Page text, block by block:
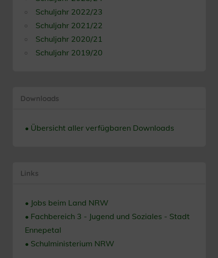
Schuljahr 2022/23
Schuljahr 2021/22
Schuljahr 2020/21
Schuljahr 2019/20
Downloads
• Übersicht aller verfügbaren Downloads
Links
• Jobs beim Land NRW
• Fachbereich 3 - Jugend und Soziales - Stadt
Ennepetal
• Schulministerium NRW